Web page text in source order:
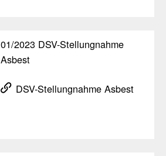
01/​2023 DSV-Stel­lung­nahme
Asbest
DSV-Stel­lung­nahme Asbest